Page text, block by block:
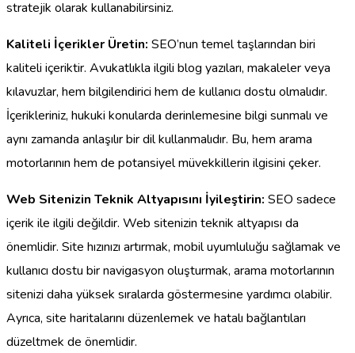
stratejik olarak kullanabilirsiniz.
Kaliteli İçerikler Üretin: SEO’nun temel taşlarından biri
kaliteli içeriktir. Avukatlıkla ilgili blog yazıları, makaleler veya
kılavuzlar, hem bilgilendirici hem de kullanıcı dostu olmalıdır.
İçerikleriniz, hukuki konularda derinlemesine bilgi sunmalı ve
aynı zamanda anlaşılır bir dil kullanmalıdır. Bu, hem arama
motorlarının hem de potansiyel müvekkillerin ilgisini çeker.
Web Sitenizin Teknik Altyapısını İyileştirin: SEO sadece
içerik ile ilgili değildir. Web sitenizin teknik altyapısı da
önemlidir. Site hızınızı artırmak, mobil uyumluluğu sağlamak ve
kullanıcı dostu bir navigasyon oluşturmak, arama motorlarının
sitenizi daha yüksek sıralarda göstermesine yardımcı olabilir.
Ayrıca, site haritalarını düzenlemek ve hatalı bağlantıları
düzeltmek de önemlidir.